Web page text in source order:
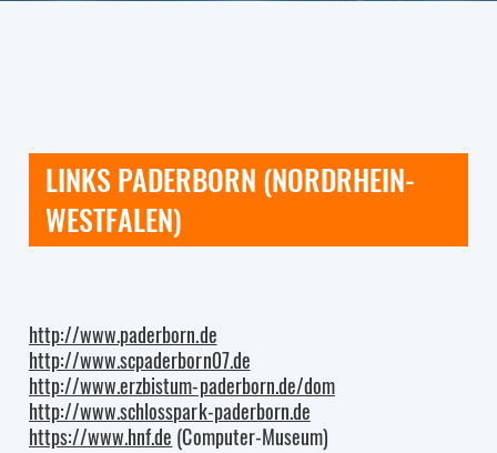
LINKS PADERBORN (NORDRHEIN-
WESTFALEN)
http://www.paderborn.de
http://www.scpaderborn07.de
http://www.erzbistum-paderborn.de/dom
http://www.schlosspark-paderborn.de
https://www.hnf.de (Computer-Museum)